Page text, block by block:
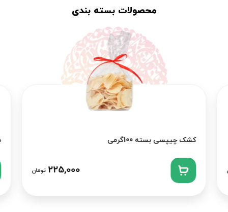
محصولات بسته بندی
کشک چیپسی بسته 100گرمی
225,000 تومان